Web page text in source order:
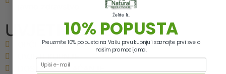
UVJETI KORIŠTENJA
OPĆI UVJETI
UVJETI KUPNJE
DOSTAVA I PLAĆANJE
Želite li...
10% POPUSTA
Preuzmite 10% popusta na Vašu prvu kupnju i saznajte prvi sve o
našim promocijama.
Email